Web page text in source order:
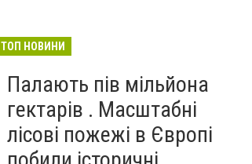
ТОП НОВИНИ
Палають пів мільйона
гектарів . Масштабні
лісові пожежі в Європі